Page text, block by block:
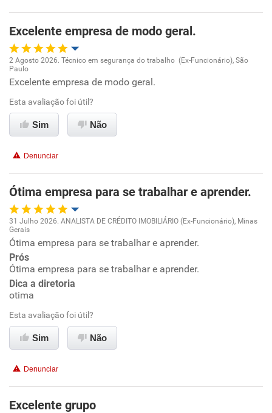
Excelente empresa de modo geral.
Oportunidade de promoção
Ambiente de trabalho
Conciliação com a vida familiar
Recomenda esta empresa
Recomenda a diretoria
2 Agosto 2026. Técnico em segurança do trabalho (Ex-Funcionário), São
Paulo
Excelente empresa de modo geral.
Esta avaliação foi útil?
Sim Não
Denunciar
Ótima empresa para se trabalhar e aprender.
Oportunidade de promoção
Conciliação com a vida familiar
Benefícios
31 Julho 2026. ANALISTA DE CRÉDITO IMOBILIÁRIO (Ex-Funcionário), Minas
Gerais
Ótima empresa para se trabalhar e aprender.
Prós
Ótima empresa para se trabalhar e aprender.
Dica a diretoria
otima
Esta avaliação foi útil?
Sim Não
Denunciar
Excelente grupo